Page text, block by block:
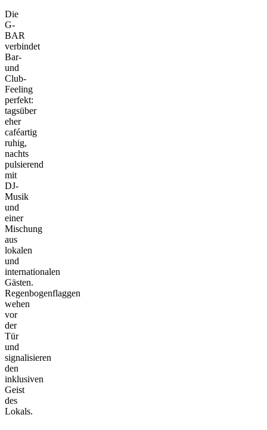
Die
G-
BAR
verbindet
Bar-
und
Club-
Feeling
perfekt:
tagsüber
eher
caféartig
ruhig,
nachts
pulsierend
mit
DJ-
Musik
und
einer
Mischung
aus
lokalen
und
internationalen
Gästen.
Regenbogenflaggen
wehen
vor
der
Tür
und
signalisieren
den
inklusiven
Geist
des
Lokals.